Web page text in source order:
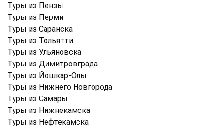
Туры из Пензы
Туры из Перми
Туры из Саранска
Туры из Тольятти
Туры из Ульяновска
Туры из Димитровграда
Туры из Йошкар-Олы
Туры из Нижнего Новгорода
Туры из Самары
Туры из Нижнекамска
Туры из Нефтекамска